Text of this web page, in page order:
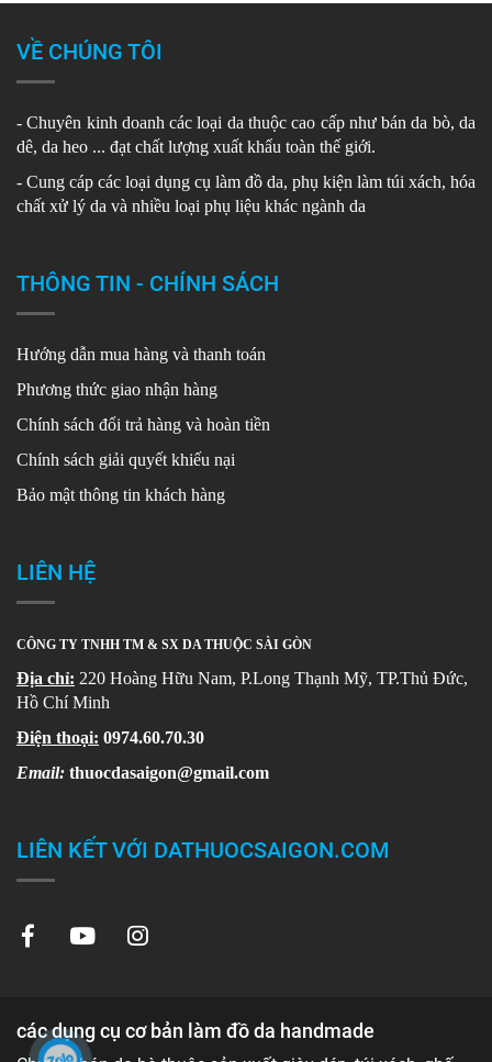
các dụng cụ cơ bản làm đồ da handmade
VỀ CHÚNG TÔI
- Chuyên kinh doanh các loại da thuộc cao cấp như bán da bò, da
dê, da heo ... đạt chất lượng xuất khẩu toàn thế giới.
- Cung cáp các loại dụng cụ làm đồ da, phụ kiện làm túi xách, hóa
chất xử lý da và nhiều loại phụ liệu khác ngành da
THÔNG TIN - CHÍNH SÁCH
Hướng dẫn mua hàng và thanh toán
Phương thức giao nhận hàng
Chính sách đổi trả hàng và hoàn tiền
Chính sách giải quyết khiếu nại
Bảo mật thông tin khách hàng
LIÊN HỆ
CÔNG TY TNHH TM & SX DA THUỘC SÀI GÒN
Địa chỉ: 220 Hoàng Hữu Nam, P.Long Thạnh Mỹ, TP.Thủ Đức,
Hồ Chí Minh
Điện thoại: 0974.60.70.30
Email: thuocdasaigon@gmail.com
LIÊN KẾT VỚI DATHUOCSAIGON.COM